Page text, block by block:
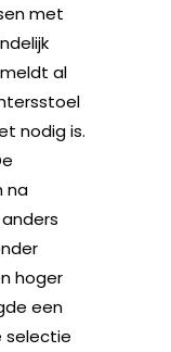
met
al
nodig is.
na
hoger
een
selectie